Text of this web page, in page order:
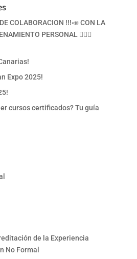
DE COLABORACION !!!📣 CON LA
PERSONAL 🏋‍♀🥋
Expo 2025!
cursos certificados? Tu guía
de la Experiencia
No Formal